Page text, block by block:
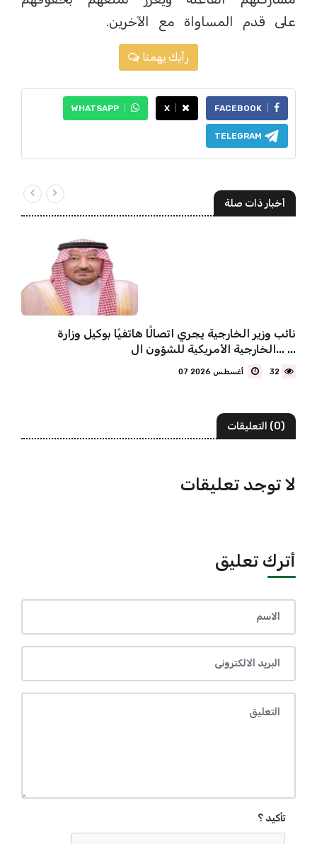
على قدم المساواة مع الآخرين.
رأيك يهمنا
FACEBOOK
X
WHATSAPP
TELEGRAM
أخبار ذات صلة
نائب وزير الخارجية يجري اتصالًا هاتفيًا بوكيل وزارة
الخارجية الأمريكية للشؤون ال... ...
32
(0) التعليقات
لا توجد تعليقات
أترك تعليق
تأكيد ؟